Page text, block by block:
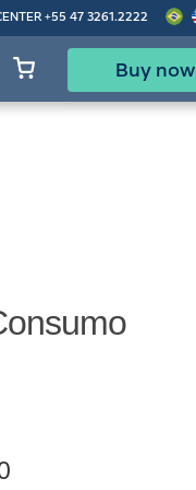
+55 47 3261.2222
Buy now